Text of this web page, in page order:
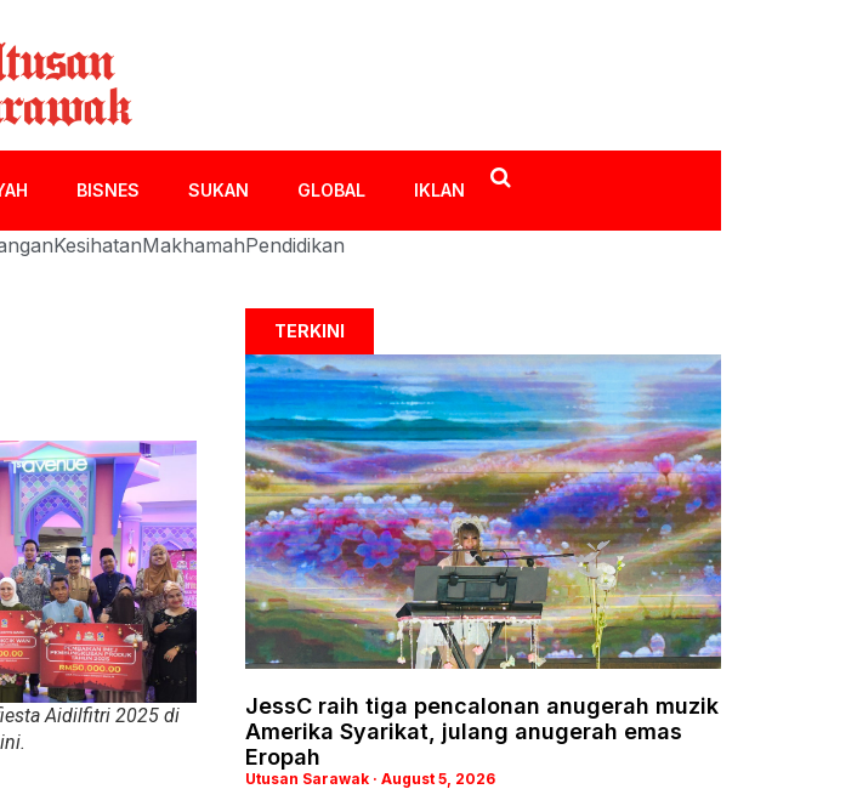
BISNES SUKAN GLOBAL IKLAN
KesihatanMakhamahPendidikan
Aidilfitri 2025 di
TERKINI
JessC raih tiga pencalonan anugerah muzik
Amerika Syarikat, julang anugerah emas
Eropah
Utusan Sarawak August 5, 2026